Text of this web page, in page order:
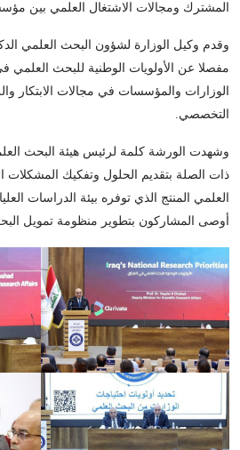
المشترك ومجالات الاشتغال العلمي بين
وقدم وكيل الوزارة لشؤون البحث العلمي
مفصلا عن الأولويات الوطنية للبحث العلمي
الوزارات والمؤسسات في مجالات الابتكار
التخصصي.
وشهدت الورشة كلمة لرئيس هيئة البحث
ذات الصلة بتقديم الحلول وتفكيك المشكلات
العلمي المنتج الذي توفره بيئة الدراسات
أوصى المشاركون بتطوير منظومة تمويل